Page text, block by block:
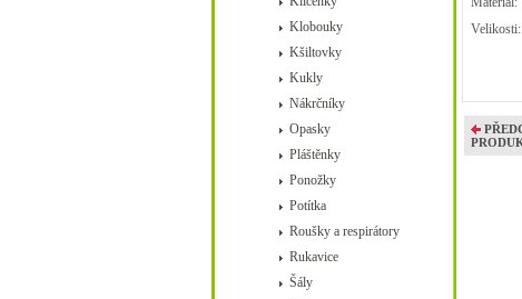
Klobouky
Kšiltovky
Kukly
Nákrčníky
Opasky
Pláštěnky
Ponožky
Potítka
Roušky a respirátory
Rukavice
Šály
Velikosti: